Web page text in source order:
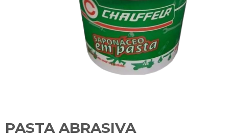
PASTA ABRASIVA